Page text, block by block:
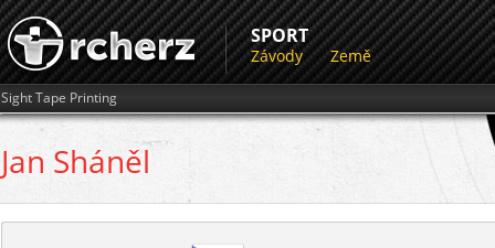
SPORT
Závody Země
Sight Tape Printing
Jan Sháněl